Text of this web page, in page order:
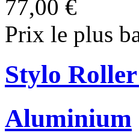
77,00 €
Prix le plus
Stylo
Aluminium